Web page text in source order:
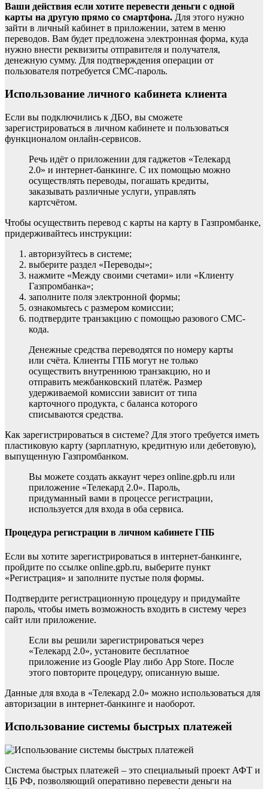
Ваши действия если хотите перевести деньги с одной
карты на другую прямо со смартфона. Для этого нужно
зайти в личный кабинет в приложении, затем в меню
переводов. Вам будет предложена электронная форма, куда
нужно внести реквизиты отправителя и получателя,
денежную сумму. Для подтверждения операции от
пользователя потребуется СМС-пароль.
Использование личного кабинета клиента
Если вы подключились к ДБО, вы сможете
зарегистрироваться в личном кабинете и пользоваться
функционалом онлайн-сервисов.
Речь идёт о приложении для гаджетов «Телекард
2.0» и интернет-банкинге. С их помощью можно
осуществлять переводы, погашать кредиты,
заказывать различные услуги, управлять
картсчётом.
Чтобы осуществить перевод с карты на карту в Газпромбанке,
придерживайтесь инструкции:
авторизуйтесь в системе;
выберите раздел «Переводы»;
нажмите «Между своими счетами» или «Клиенту
Газпромбанка»;
заполните поля электронной формы;
ознакомьтесь с размером комиссии;
подтвердите транзакцию с помощью разового СМС-
кода.
Денежные средства переводятся по номеру карты
или счёта. Клиенты ГПБ могут не только
осуществить внутреннюю транзакцию, но и
отправить межбанковский платёж. Размер
удерживаемой комиссии зависит от типа
карточного продукта, с баланса которого
списываются средства.
Как зарегистрироваться в системе? Для этого требуется иметь
пластиковую карту (зарплатную, кредитную или дебетовую),
выпущенную Газпромбанком.
Вы можете создать аккаунт через online.gpb.ru или
приложение «Телекард 2.0». Пароль,
придуманный вами в процессе регистрации,
используется для входа в оба сервиса.
Процедура регистрации в личном кабинете ГПБ
Если вы хотите зарегистрироваться в интернет-банкинге,
пройдите по ссылке online.gpb.ru, выберите пункт
«Регистрация» и заполните пустые поля формы.
Подтвердите регистрационную процедуру и придумайте
пароль, чтобы иметь возможность входить в систему через
сайт или приложение.
Если вы решили зарегистрироваться через
«Телекард 2.0», установите бесплатное
приложение из Google Play либо App Store. После
этого повторите процедуру, описанную выше.
Данные для входа в «Телекард 2.0» можно использоваться для
авторизации в интернет-банкинге и наоборот.
Использование системы быстрых платежей
Система быстрых платежей – это специальный проект АФТ и
ЦБ РФ, позволяющий оперативно перевести деньги на